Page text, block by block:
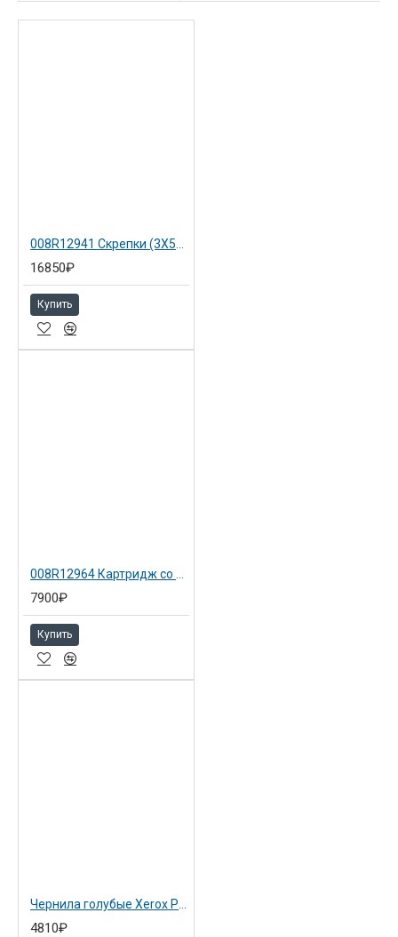
широкого спектра плотности
Меньшее количество движущихся элементов
конструкции обеспечивает долговечность работы
устройства
Xerox
настроить документооборот персонально в
соответствие с требованиями заказчика
16850₽
Купить
7900₽
Купить
4810₽